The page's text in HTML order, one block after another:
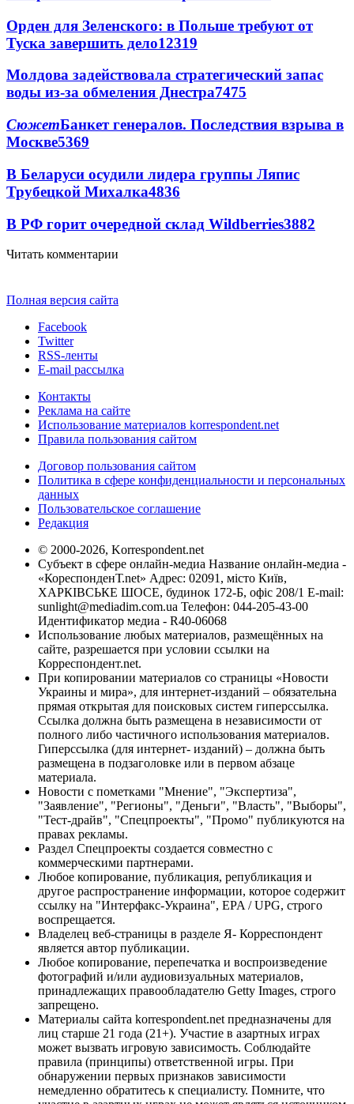
Орден для Зеленского: в Польше требуют от
Туска завершить дело12319
Молдова задействовала стратегический запас
воды из-за обмеления Днестра7475
СюжетБанкет генералов. Последствия взрыва в
Москве5369
В Беларуси осудили лидера группы Ляпис
Трубецкой Михалка4836
В РФ горит очередной склад Wildberries3882
Читать комментарии
Полная версия сайта
Facebook
Twitter
RSS-ленты
E-mail рассылка
Контакты
Реклама на сайте
Использование материалов korrespondent.net
Правила пользования сайтом
Договор пользования сайтом
Политика в сфере конфиденциальности и персональных
данных
Пользовательское соглашение
Редакция
© 2000-2026, Korrespondent.net
Субъект в сфере онлайн-медиа Название онлайн-медиа -
«КореспонденТ.net» Адрес: 02091, місто Київ,
ХАРКІВСЬКЕ ШОСЕ, будинок 172-Б, офіс 208/1 E-mail:
sunlight@mediadim.com.ua Телефон: 044-205-43-00
Идентификатор медиа - R40-06068
Использование любых материалов, размещённых на
сайте, разрешается при условии ссылки на
Корреспондент.net.
При копировании материалов со страницы «Новости
Украины и мира», для интернет-изданий – обязательна
прямая открытая для поисковых систем гиперссылка.
Ссылка должна быть размещена в независимости от
полного либо частичного использования материалов.
Гиперссылка (для интернет- изданий) – должна быть
размещена в подзаголовке или в первом абзаце
материала.
Новости с пометками "Мнение", "Экспертиза",
"Заявление", "Регионы", "Деньги", "Власть", "Выборы",
"Тест-драйв", "Спецпроекты", "Промо" публикуются на
правах рекламы.
Раздел Спецпроекты создается совместно с
коммерческими партнерами.
Любое копирование, публикация, републикация и
другое распространение информации, которое содержит
ссылку на "Интерфакс-Украина", EPA / UPG, строго
воспрещается.
Владелец веб-страницы в разделе Я- Корреспондент
является автор публикации.
Любое копирование, перепечатка и воспроизведение
фотографий и/или аудиовизуальных материалов,
принадлежащих правообладателю Getty Images, строго
запрещено.
Материалы сайта korrespondent.net предназначены для
лиц старше 21 года (21+). Участие в азартных играх
может вызвать игровую зависимость. Соблюдайте
правила (принципы) ответственной игры. При
обнаружении первых признаков зависимости
немедленно обратитесь к специалисту. Помните, что